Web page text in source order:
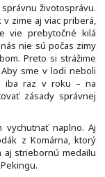
správnu životosprávu.
zime aj viac priberá,
vie prebytočné kilá
nie sú počas zimy
Preto si strážime
sme v lodi neboli
iba raz v roku – na
zásady správnej
vychutnať naplno. Aj
z Komárna, ktorý
aj striebornú medailu